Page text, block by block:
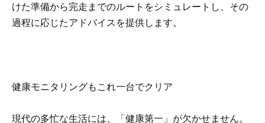
けた準備から完走までのルートをシミュレートし、その
過程に応じたアドバイスを提供します。
健康モニタリングもこれ一台でクリア
現代の多忙な生活には、「健康第一」が欠かせません。